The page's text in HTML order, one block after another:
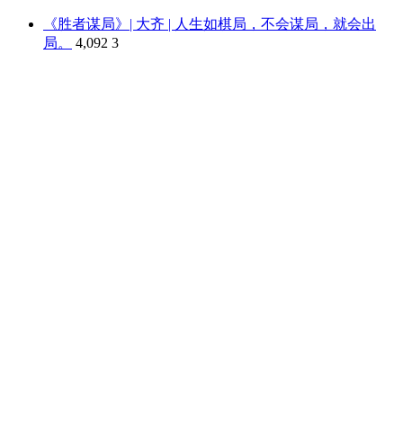
《胜者谋局》| 大齐 | 人生如棋局，不会谋局，就会出
局。
4,092 3